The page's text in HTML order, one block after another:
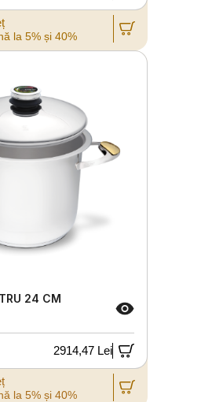
la 5% și 40%
24 CM
2914,47 Lei
la 5% și 40%